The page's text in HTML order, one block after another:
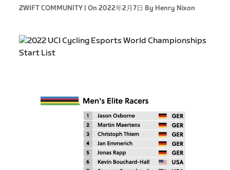
ZWIFT COMMUNITY | On 2022年2月7日 By Henry Nixon